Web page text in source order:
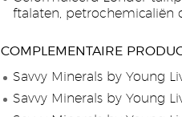
ftalaten, petrochemicaliën
COMPLEMENTAIRE
Savvy Minerals by Young
Savvy Minerals by Young